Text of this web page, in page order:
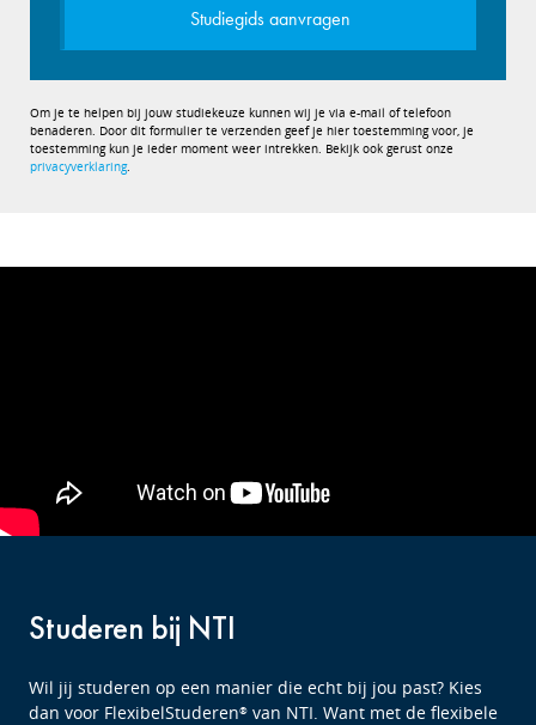
Studiegids aanvragen
Om je te helpen bij jouw studiekeuze kunnen wij je via e-mail of telefoon
benaderen. Door dit formulier te verzenden geef je hier toestemming voor, je
toestemming kun je ieder moment weer intrekken. Bekijk ook gerust onze
privacyverklaring.
Studeren bij NTI
Wil jij studeren op een manier die echt bij jou past? Kies
dan voor FlexibelStuderen® van NTI. Want met de flexibele